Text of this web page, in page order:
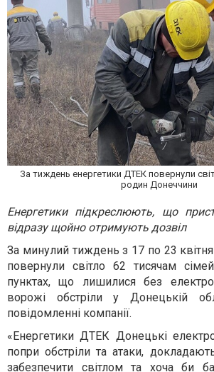
За тиждень енергетики ДТЕК повернули
родин Донеччини
Енергетики підкреслюють, що
відразу щойно отримують дозвіл
За минулий тиждень з 17 по 23
повернули світло 62 тисячам
пунктах, що лишилися без
ворожі обстріли у Донецькій
повідомленні компанії.
«Енергетики ДТЕК Донецькі
попри обстріли та атаки,
забезпечити світлом та хоча би